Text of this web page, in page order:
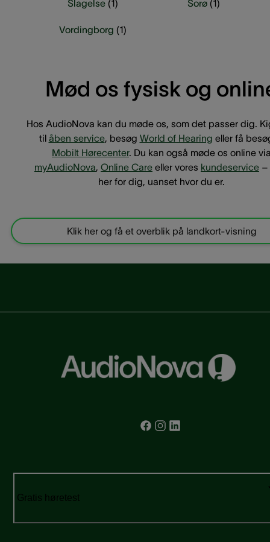
Slagelse (1) Sorø (1)
Vordingborg (1)
Mød os fysisk og
Hos AudioNova kan du møde os, som det passer dig.
til åben service, besøg World of Hearing eller få
Mobilt Hørecenter. Du kan også møde os online
myAudioNova, Online Care eller vores kundeservice –
her for dig, uanset hvor du er.
Klik her og få et overblik på landkort-visning
Gratis høretest